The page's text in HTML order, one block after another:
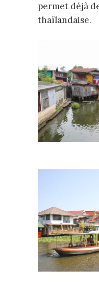
permet déjà
thaïlandaise.